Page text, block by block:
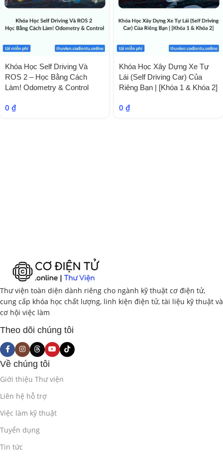
Khóa Học Self Driving Và
ROS 2 – Học Bằng Cách
Làm! Odometry & Control
0 ₫
Khóa Học Xây Dựng Xe Tự
Lái (Self Driving Car) Của
Riêng Bạn | [Khóa 1 & Khóa 2]
0 ₫
Thư viện toàn diện dành riêng cho ngành kỹ thuật cơ điện tử,
cung cấp khóa học chất lượng, linh kiện điện tử, tài liệu kỹ thuật và
cơ hội việc làm
Theo dõi chúng tôi
Về chúng tôi
Giới thiệu Thư viện
Liên hệ hỗ trợ
Việc làm kỹ thuật
Tuyển dụng
Tin tức